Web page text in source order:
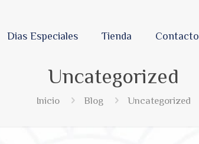
Dias Especiales Tienda Contacto
Uncategorized
Inicio Blog Uncategorized